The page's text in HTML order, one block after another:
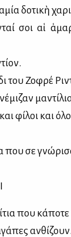
δο­τικὴ
σοι αἱ
του Ζο­φρέ
φί­λοι και
που σε
που
αν­θί­ζουν.